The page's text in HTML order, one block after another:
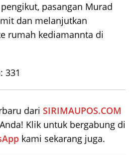
pasangan Murad
dan melanjutkan
rumah kediamannta di
331
dari SIRIMAUPOS.COM
Klik untuk bergabung di
kami sekarang juga.